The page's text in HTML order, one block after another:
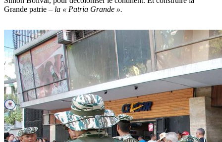
Grande patrie – la « Patria Grande ».